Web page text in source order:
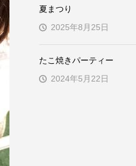
夏まつり
2025年8月25日
たこ焼きパーティー
2024年5月22日